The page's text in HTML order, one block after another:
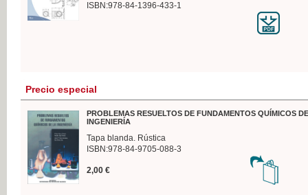
ISBN:978-84-1396-433-1
Precio especial
PROBLEMAS RESUELTOS DE FUNDAMENTOS QUÍMICOS
INGENIERÍA
Tapa blanda. Rústica
ISBN:978-84-9705-088-3
2,00 €